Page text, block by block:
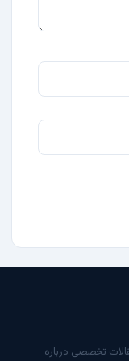
تخصصی درباره